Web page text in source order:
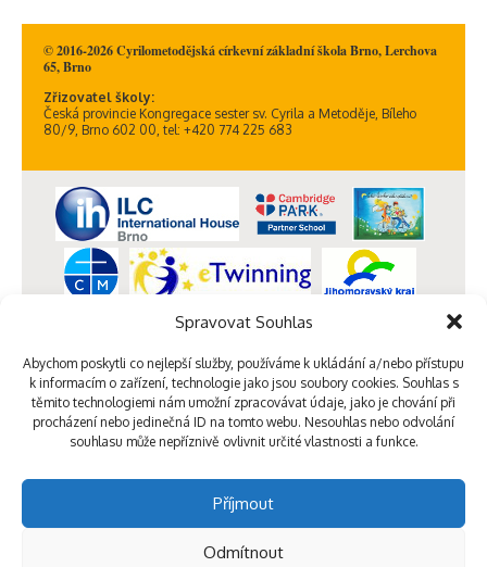
Spravovat Souhlas
Abychom poskytli co nejlepší služby, používáme k ukládání a/nebo přístupu
k informacím o zařízení, technologie jako jsou soubory cookies. Souhlas s
těmito technologiemi nám umožní zpracovávat údaje, jako je chování při
procházení nebo jedinečná ID na tomto webu. Nesouhlas nebo odvolání
souhlasu může nepříznivě ovlivnit určité vlastnosti a funkce.
Příjmout
Odmítnout
© 2016-2026 Cyrilometodějská církevní základní škola Brno, Lerchova
65, Brno
Zřizovatel školy:
Česká provincie Kongregace sester sv. Cyrila a Metoděje, Bíleho
80/9, Brno 602 00, tel: +420 774 225 683